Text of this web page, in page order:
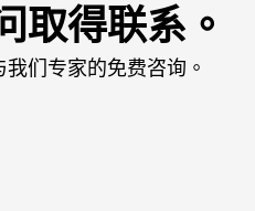
取得联系。
们专家的免费咨询。